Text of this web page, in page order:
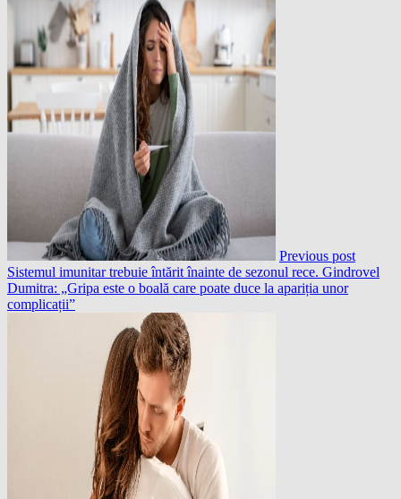
Previous post
Sistemul imunitar trebuie întărit înainte de sezonul rece. Gindrovel
Dumitra: „Gripa este o boală care poate duce la apariția unor
complicații”